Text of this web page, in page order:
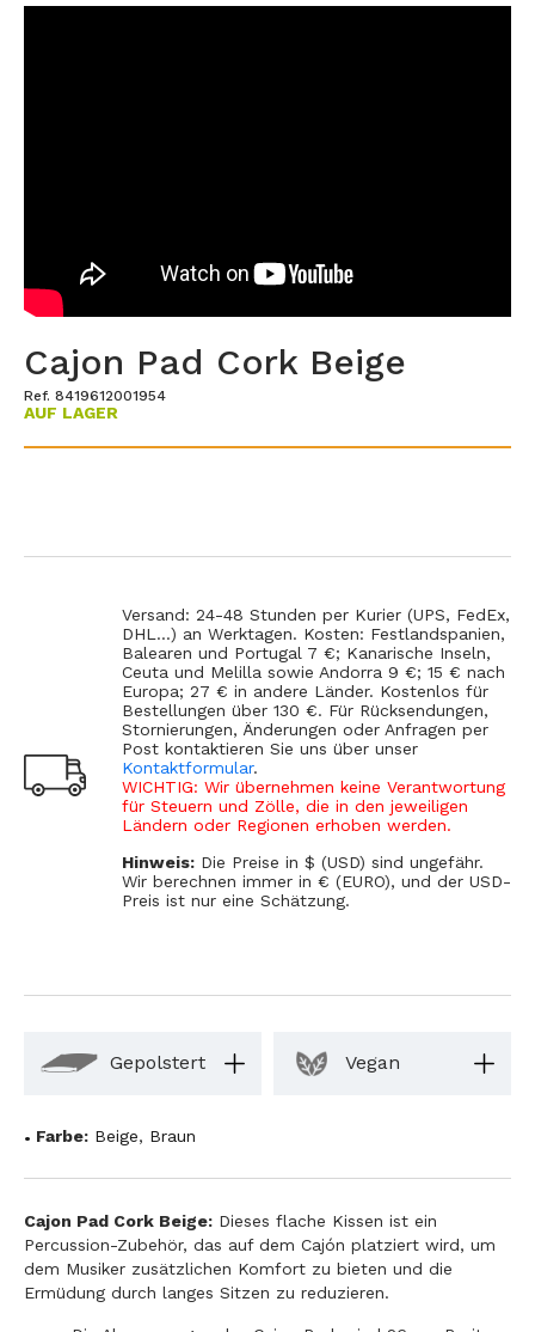
Cajon Pad Cork Beige
Ref. 8419612001954
AUF LAGER
Versand: 24-48 Stunden per Kurier (UPS, FedEx,
DHL...) an Werktagen. Kosten: Festlandspanien,
Balearen und Portugal 7 €; Kanarische Inseln,
Ceuta und Melilla sowie Andorra 9 €; 15 € nach
Europa; 27 € in andere Länder. Kostenlos für
Bestellungen über 130 €. Für Rücksendungen,
Stornierungen, Änderungen oder Anfragen per
Post kontaktieren Sie uns über unser
Kontaktformular.
WICHTIG: Wir übernehmen keine Verantwortung
für Steuern und Zölle, die in den jeweiligen
Ländern oder Regionen erhoben werden.
Hinweis: Die Preise in $ (USD) sind ungefähr.
Wir berechnen immer in € (EURO), und der USD-
Preis ist nur eine Schätzung.
Gepolstert Vegan
Farbe: Beige, Braun
Cajon Pad Cork Beige: Dieses flache Kissen ist ein
Percussion-Zubehör, das auf dem Cajón platziert wird, um
dem Musiker zusätzlichen Komfort zu bieten und die
Ermüdung durch langes Sitzen zu reduzieren.